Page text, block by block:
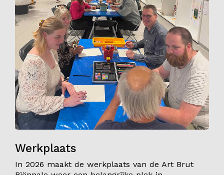
Werkplaats
In 2026 maakt de werkplaats van de Art Brut